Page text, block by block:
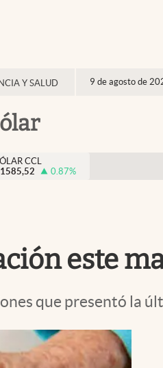
Y SALUD 9 de agosto de
CCL
1585,52 0.87%
este
que presentó la